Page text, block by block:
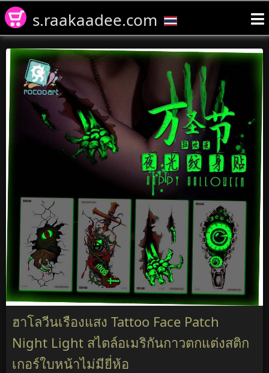
s.raakaadee.com
ฮาโลวีนเรืองแสง Tattoo Face Patch
Night Light สไตล์อเมริกันกาวตกแต่งสติก
เกอร์ใบหน้าไม่มียี่ห้อ